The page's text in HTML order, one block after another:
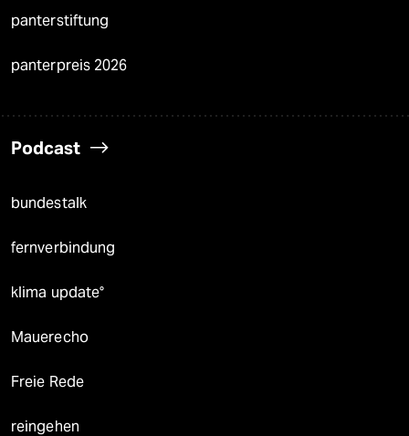
panterstiftung
panterpreis 2026
Podcast
bundestalk
fernverbindung
klima update°
Mauerecho
Freie Rede
reingehen